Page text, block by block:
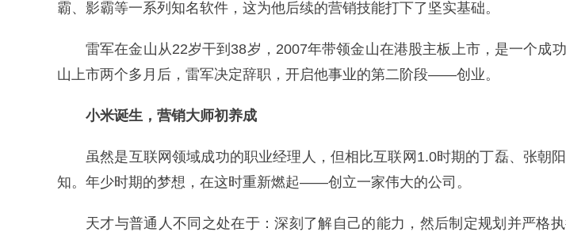
霸、影霸等一系列知名软件，这为他后续的营销技能打下了坚实基础。
雷军在金山从22岁干到38岁，2007年带领金山在港股主板上市，是一个成
山上市两个多月后，雷军决定辞职，开启他事业的第二阶段——创业。
小米诞生，营销大师初养成
虽然是互联网领域成功的职业经理人，但相比互联网1.0时期的丁磊、张朝
知。年少时期的梦想，在这时重新燃起——创立一家伟大的公司。
天才与普通人不同之处在于：深刻了解自己的能力，然后制定规划并严格